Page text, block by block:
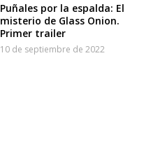
Puñales por la espalda: El
misterio de Glass Onion.
Primer trailer
10 de septiembre de 2022